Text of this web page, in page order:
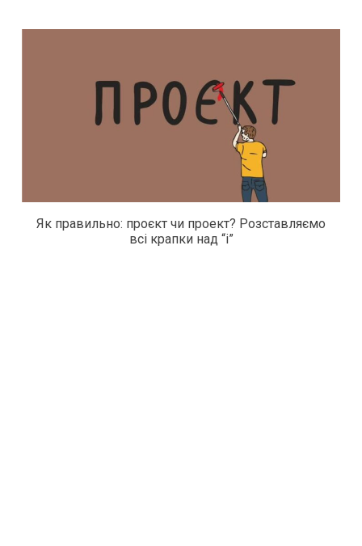
Як правильно: проєкт чи проект? Розставляємо
всі крапки над “і”